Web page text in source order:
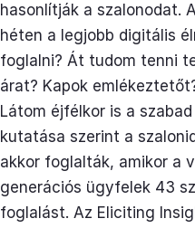
hasonlítják a szalonodat.
héten a legjobb digitális
foglalni? Át tudom tenni
árat? Kapok
Látom éjfélkor is a
kutatása szerint a
akkor foglalták, amikor a
generációs ügyfelek 43
foglalást. Az Eliciting